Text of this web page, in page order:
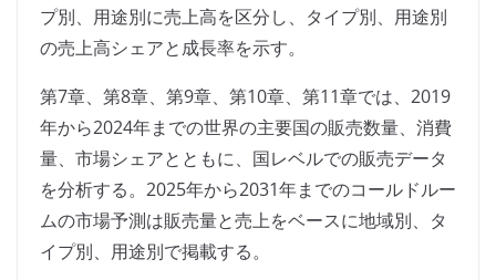
プ別、用途別に売上高を区分し、タイプ別、用途別
の売上高シェアと成長率を示す。
第7章、第8章、第9章、第10章、第11章では、2019
年から2024年までの世界の主要国の販売数量、消費
量、市場シェアとともに、国レベルでの販売データ
を分析する。2025年から2031年までのコールドルー
ムの市場予測は販売量と売上をベースに地域別、タ
イプ別、用途別で掲載する。